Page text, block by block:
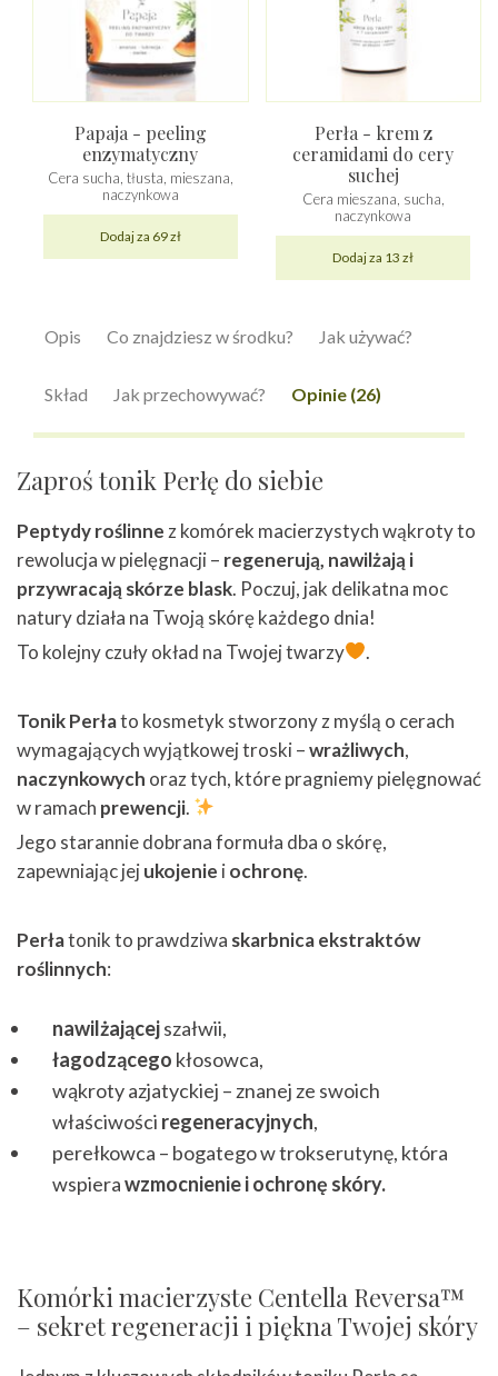
Papaja - peeling
enzymatyczny
Cera sucha, tłusta, mieszana,
naczynkowa
Dodaj za 69 zł
Perła - krem z
ceramidami do cery
suchej
Cera mieszana, sucha,
naczynkowa
Dodaj za 13 zł
Opis Co znajdziesz w środku? Jak używać?
Skład Jak przechowywać? Opinie (26)
Zaproś tonik Perłę do siebie
Peptydy roślinne z komórek macierzystych wąkroty to
rewolucja w pielęgnacji – regenerują, nawilżają i
przywracają skórze blask. Poczuj, jak delikatna moc
natury działa na Twoją skórę każdego dnia!
To kolejny czuły okład na Twojej twarzy
.
Tonik Perłato kosmetyk stworzony z myślą o cerach
wymagających wyjątkowej troski –wrażliwych,
naczynkowych oraz tych, które pragniemy pielęgnować
w ramach prewencji.
Jego starannie dobrana formuła dba o skórę,
zapewniając jejukojenie iochronę.
Perłatonik to prawdziwa skarbnica ekstraktów
roślinnych:
nawilżającejszałwii,
łagodzącego kłosowca,
wąkroty azjatyckiej – znanej ze swoich
właściwości regeneracyjnych,
perełkowca – bogatego w trokserutynę, która
wspierawzmocnienie i ochronę skóry.
Komórki macierzyste Centella Reversa™
– sekret regeneracji i piękna Twojej skóry